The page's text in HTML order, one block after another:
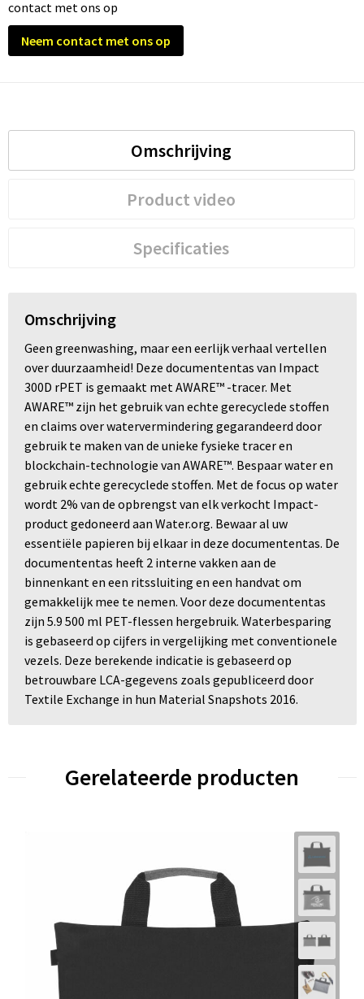
contact met ons op
Neem contact met ons op
Omschrijving
Product video
Specificaties
Omschrijving
Geen greenwashing, maar een eerlijk verhaal vertellen
over duurzaamheid! Deze documententas van Impact
300D rPET is gemaakt met AWARE™ -tracer. Met
AWARE™ zijn het gebruik van echte gerecyclede stoffen
en claims over watervermindering gegarandeerd door
gebruik te maken van de unieke fysieke tracer en
blockchain-technologie van AWARE™. Bespaar water en
gebruik echte gerecyclede stoffen. Met de focus op water
wordt 2% van de opbrengst van elk verkocht Impact-
product gedoneerd aan Water.org. Bewaar al uw
essentiële papieren bij elkaar in deze documententas. De
documententas heeft 2 interne vakken aan de
binnenkant en een ritssluiting en een handvat om
gemakkelijk mee te nemen. Voor deze documententas
zijn 5.9 500 ml PET-flessen hergebruik. Waterbesparing
is gebaseerd op cijfers in vergelijking met conventionele
vezels. Deze berekende indicatie is gebaseerd op
betrouwbare LCA-gegevens zoals gepubliceerd door
Textile Exchange in hun Material Snapshots 2016.
Gerelateerde producten